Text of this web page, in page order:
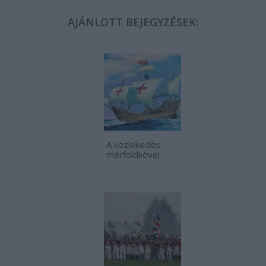
AJÁNLOTT BEJEGYZÉSEK:
A közlekedés
mérföldkövei